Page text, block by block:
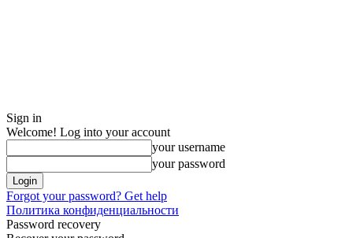
Sign in
Welcome! Log into your account
your username
your password
Forgot your password? Get help
Политика конфиденциальности
Password recovery